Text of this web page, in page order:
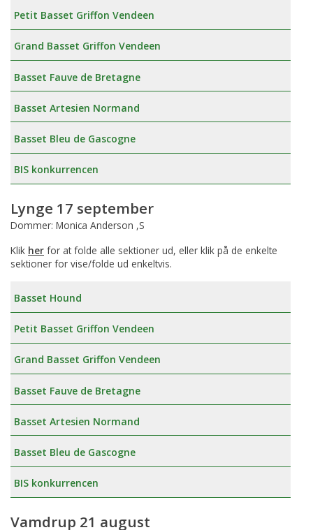
Petit Basset Griffon Vendeen
Grand Basset Griffon Vendeen
Basset Fauve de Bretagne
Basset Artesien Normand
Basset Bleu de Gascogne
BIS konkurrencen
Lynge 17 september
Dommer: Monica Anderson ,S
Klik her for at folde alle sektioner ud, eller klik på de enkelte
sektioner for vise/folde ud enkeltvis.
Basset Hound
Petit Basset Griffon Vendeen
Grand Basset Griffon Vendeen
Basset Fauve de Bretagne
Basset Artesien Normand
Basset Bleu de Gascogne
BIS konkurrencen
Vamdrup 21 august